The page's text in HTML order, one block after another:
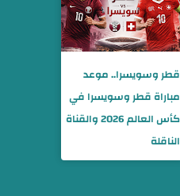
قطر وسويسرا.. موعد
مباراة قطر وسويسرا في
كأس العالم 2026 والقناة
الناقلة